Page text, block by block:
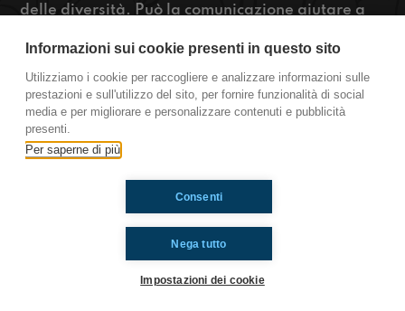
delle diversità. Può la comunicazione aiutare a
#cosapossofareio ascoltateci!
#OkkinSu
Castel San Pietro Terme
Informazioni sui cookie presenti in questo sito
Utilizziamo i cookie per raccogliere e analizzare informazioni sulle
prestazioni e sull'utilizzo del sito, per fornire funzionalità di social
media e per migliorare e personalizzare contenuti e pubblicità
presenti.
Per saperne di più
Nega tutto
Consenti
Impostazioni dei cookie